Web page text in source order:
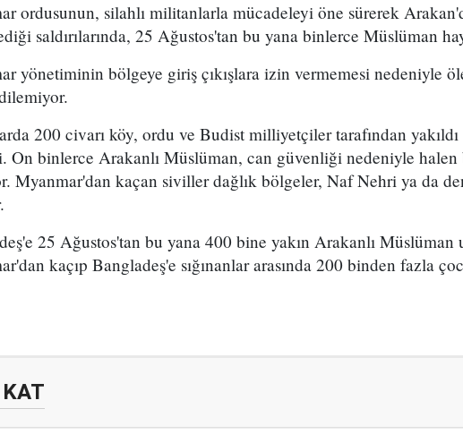
ordusunun, silahlı militanlarla mücadeleyi öne sürerek
saldırılarında, 25 Ağustos'tan bu yana binlerce Müslüman
yönetiminin bölgeye giriş çıkışlara izin vermemesi nedeniyle
200 civarı köy, ordu ve Budist milliyetçiler tarafından
On binlerce Arakanlı Müslüman, can güvenliği nedeniyle halen
Myanmar'dan kaçan siviller dağlık bölgeler, Naf Nehri ya da
25 Ağustos'tan bu yana 400 bine yakın Arakanlı Müslüman
kaçıp Bangladeş'e sığınanlar arasında 200 binden fazla